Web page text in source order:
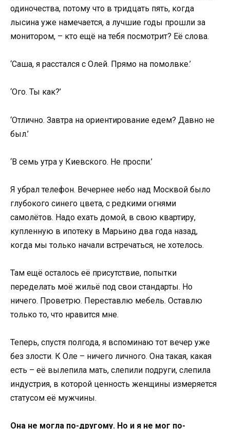
одиночества, потому что в тридцать пять, когда
лысина уже намечается, а лучшие годы прошли за
монитором, – кто ещё на тебя посмотрит? Её слова.
‘Саша, я расстался с Олей. Прямо на помолвке.’
‘Ого. Ты как?’
‘Отлично. Завтра на ориентирование едем? Давно не
был.’
‘В семь утра у Киевского. Не проспи.’
Я убрал телефон. Вечернее небо над Москвой было
глубокого синего цвета, с редкими огнями
самолётов. Надо ехать домой, в свою квартиру,
купленную в ипотеку в Марьино два года назад,
когда мы только начали встречаться, не хотелось.
Там ещё осталось её присутствие, попытки
переделать моё жильё под свои стандарты. Но
ничего. Проветрю. Переставлю мебель. Оставлю
только то, что нравится мне.
Теперь, спустя полгода, я вспоминаю тот вечер уже
без злости. К Оле – ничего личного. Она такая, какая
есть – её вылепила мать, слепили подруги, слепила
индустрия, в которой ценность женщины измеряется
статусом её мужчины.
Она не могла по-другому. Но и я не мог по-